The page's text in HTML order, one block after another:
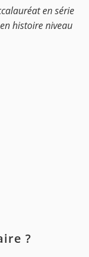
en série
histoire niveau
?